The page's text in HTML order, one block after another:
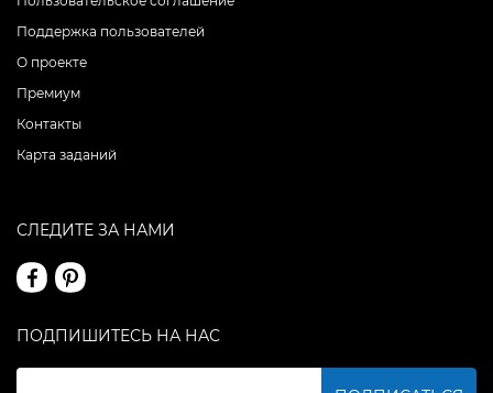
Поддержка пользователей
О проекте
Премиум
Контакты
Карта заданий
СЛЕДИТЕ ЗА НАМИ
ПОДПИШИТЕСЬ НА НАС